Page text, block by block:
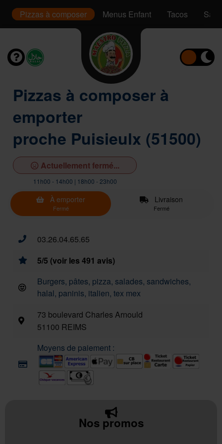
Pizzas à composer Menus Enfant Tacos
Pizzas à composer à
emporter
proche Puisieulx (51500)
Actuellement fermé...
11h00 - 14h00 | 18h00 - 23h00
À emporter
Fermé
Livraison
Fermé
03.26.04.65.65
5/5 (voir les 491 avis)
Burgers, pâtes, pizza, salades, sandwiches,
halal, paninis, italien, tex mex
73 boulevard Charles Arnould
51100 REIMS
Moyens de paiement :
Nos promos